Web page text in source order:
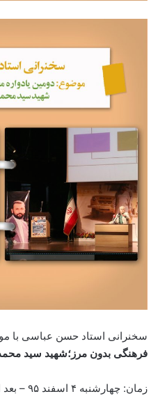
سخنرانی استاد حسن عباسی با
فرهنگی بدون مرز؛شهید سید
زمان: چهارشنبه ۴ اسفند ۹۵ – بعد از نماز مغرب و عشاء